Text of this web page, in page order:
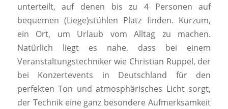
unterteilt, auf denen bis zu 4 Personen auf
bequemen (Liege)stühlen Platz finden. Kurzum,
ein Ort, um Urlaub vom Alltag zu machen.
Natürlich liegt es nahe, dass bei einem
Veranstaltungstechniker wie Christian Ruppel, der
bei Konzertevents in Deutschland für den
perfekten Ton und atmosphärisches Licht sorgt,
der Technik eine ganz besondere Aufmerksamkeit